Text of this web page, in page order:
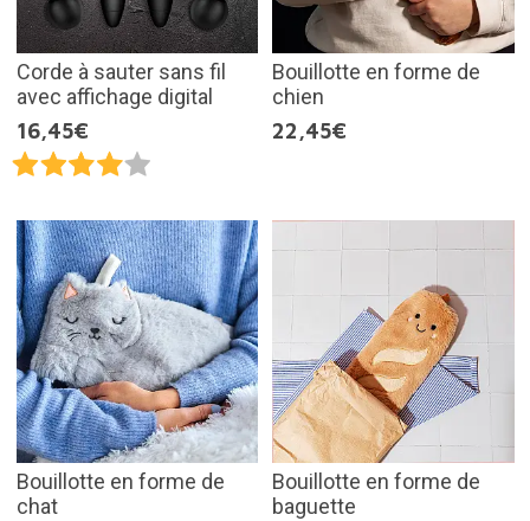
Corde à sauter sans fil
avec affichage digital
16,45€
Bouillotte en forme de
chien
22,45€
Bouillotte en forme de
chat
Bouillotte en forme de
baguette